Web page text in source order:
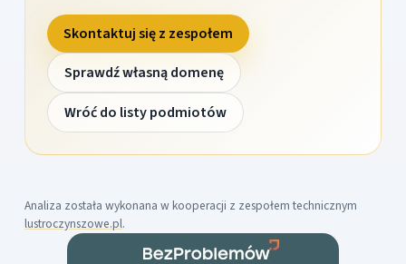
Skontaktuj się z zespołem
Sprawdź własną domenę
Wróć do listy podmiotów
Analiza została wykonana w kooperacji z zespołem technicznym
lustroczynszowe.pl.